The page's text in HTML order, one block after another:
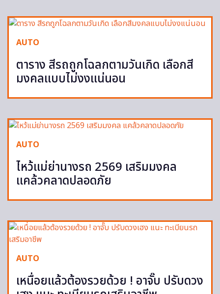
AUTO
ตาราง สีรถถูกโฉลกตามวันเกิด เลือกสี
มงคลแบบไม่งงแน่นอน
AUTO
ไหว้แม่ย่านางรถ 2569 เสริมมงคล
แคล้วคลาดปลอดภัย
AUTO
เหนื่อยแล้วต้องรวยด้วย ! อาจั๊บ ปรับดวง